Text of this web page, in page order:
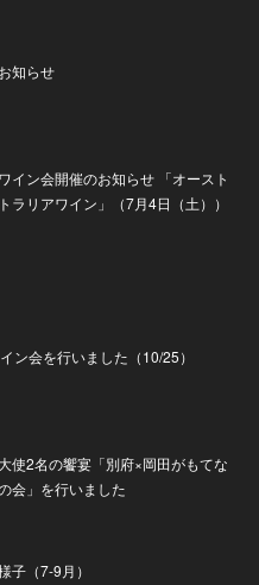
知らせ
イン会開催のお知らせ 「オースト
ラリアワイン」（7月4日（土））
ン会を行いました（10/25）
使2名の饗宴「別府×岡田がもてな
会」を行いました
子（7-9月）